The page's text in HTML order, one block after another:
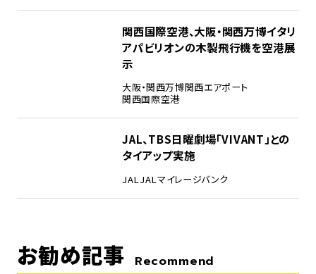
関西国際空港、大阪・関西万博イタリ
アパビリオンの木製飛行機を空港展
示
大阪・関西万博関西エアポート
関西国際空港
JAL、TBS日曜劇場「VIVANT」との
タイアップ実施
JAL JALマイレージバンク
お勧め記事 Recommend